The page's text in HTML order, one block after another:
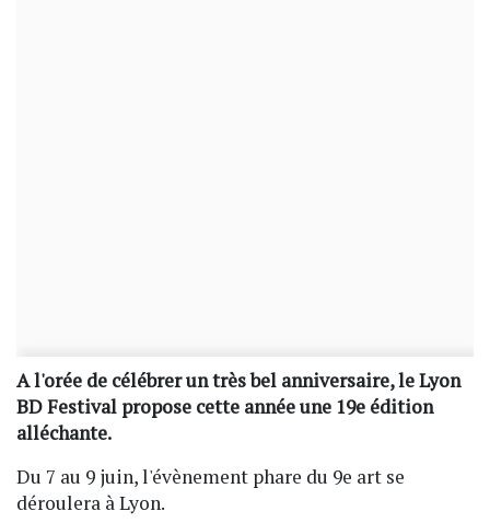
A l'orée de célébrer un très bel anniversaire, le Lyon
BD Festival propose cette année une 19e édition
alléchante.
Du 7 au 9 juin, l'évènement phare du 9e art se
déroulera à Lyon.